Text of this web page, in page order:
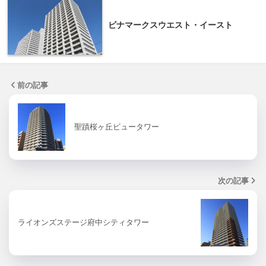
ビナマークスウエスト・イースト
前の記事
聖蹟桜ヶ丘ビュータワー
次の記事
ライオンズステージ府中シティタワー